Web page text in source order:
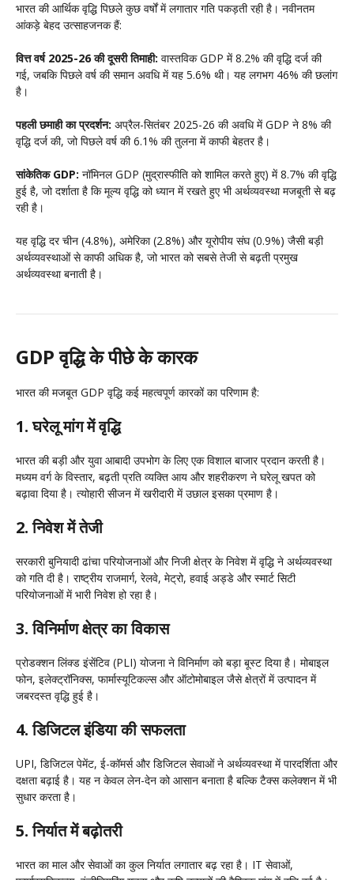
भारत की आर्थिक वृद्धि पिछले कुछ वर्षों में लगातार गति पकड़ती रही है। नवीनतम
आंकड़े बेहद उत्साहजनक हैं:
वित्त वर्ष 2025-26 की दूसरी तिमाही: वास्तविक GDP में 8.2% की वृद्धि दर्ज की
गई, जबकि पिछले वर्ष की समान अवधि में यह 5.6% थी। यह लगभग 46% की छलांग
है।
पहली छमाही का प्रदर्शन: अप्रैल-सितंबर 2025-26 की अवधि में GDP ने 8% की
वृद्धि दर्ज की, जो पिछले वर्ष की 6.1% की तुलना में काफी बेहतर है।
सांकेतिक GDP: नॉमिनल GDP (मुद्रास्फीति को शामिल करते हुए) में 8.7% की वृद्धि
हुई है, जो दर्शाता है कि मूल्य वृद्धि को ध्यान में रखते हुए भी अर्थव्यवस्था मजबूती से बढ़
रही है।
यह वृद्धि दर चीन (4.8%), अमेरिका (2.8%) और यूरोपीय संघ (0.9%) जैसी बड़ी
अर्थव्यवस्थाओं से काफी अधिक है, जो भारत को सबसे तेजी से बढ़ती प्रमुख
अर्थव्यवस्था बनाती है।
GDP वृद्धि के पीछे के कारक
भारत की मजबूत GDP वृद्धि कई महत्वपूर्ण कारकों का परिणाम है:
1. घरेलू मांग में वृद्धि
भारत की बड़ी और युवा आबादी उपभोग के लिए एक विशाल बाजार प्रदान करती है।
मध्यम वर्ग के विस्तार, बढ़ती प्रति व्यक्ति आय और शहरीकरण ने घरेलू खपत को
बढ़ावा दिया है। त्योहारी सीजन में खरीदारी में उछाल इसका प्रमाण है।
2. निवेश में तेजी
सरकारी बुनियादी ढांचा परियोजनाओं और निजी क्षेत्र के निवेश में वृद्धि ने अर्थव्यवस्था
को गति दी है। राष्ट्रीय राजमार्ग, रेलवे, मेट्रो, हवाई अड्डे और स्मार्ट सिटी
परियोजनाओं में भारी निवेश हो रहा है।
3. विनिर्माण क्षेत्र का विकास
प्रोडक्शन लिंक्ड इंसेंटिव (PLI) योजना ने विनिर्माण को बड़ा बूस्ट दिया है। मोबाइल
फोन, इलेक्ट्रॉनिक्स, फार्मास्यूटिकल्स और ऑटोमोबाइल जैसे क्षेत्रों में उत्पादन में
जबरदस्त वृद्धि हुई है।
4. डिजिटल इंडिया की सफलता
UPI, डिजिटल पेमेंट, ई-कॉमर्स और डिजिटल सेवाओं ने अर्थव्यवस्था में पारदर्शिता और
दक्षता बढ़ाई है। यह न केवल लेन-देन को आसान बनाता है बल्कि टैक्स कलेक्शन में भी
सुधार करता है।
5. निर्यात में बढ़ोतरी
भारत का माल और सेवाओं का कुल निर्यात लगातार बढ़ रहा है। IT सेवाओं,